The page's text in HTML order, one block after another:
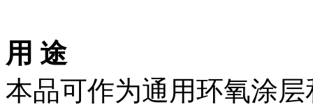
用 途
本品可作为通用环氧涂